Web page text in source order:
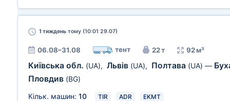
1 тиждень тому (10:01 29.07)
06.08–31.08 тент 22 т 92 м³
Київська обл. (UA), Львів (UA), Полтава (UA) —
Пловдив (BG)
Кільк. машин: 10 TIR ADR EKMT